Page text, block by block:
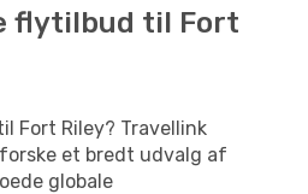
flytilbud til Fort
Fort Riley? Travellink
et bredt udvalg af
globale